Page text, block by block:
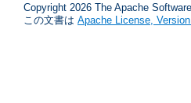
Copyright 2026 The Apache
この文書は Apache License,